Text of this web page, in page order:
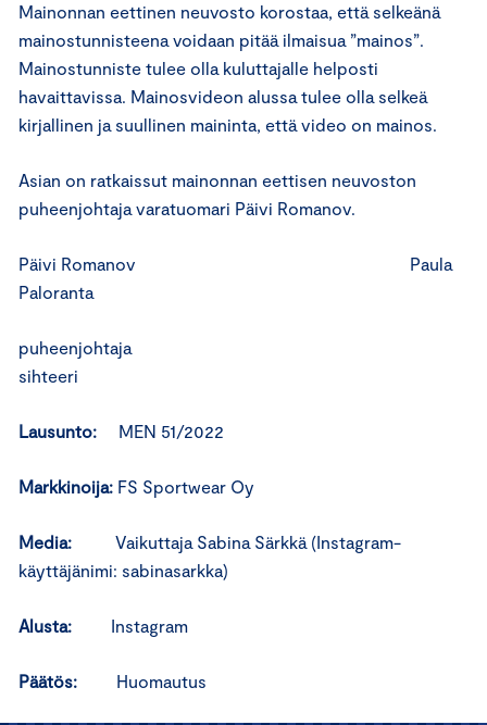
Mainonnan eettinen neuvosto korostaa, että selkeänä
mainostunnisteena voidaan pitää ilmaisua ”mainos”.
Mainostunniste tulee olla kuluttajalle helposti
havaittavissa. Mainosvideon alussa tulee olla selkeä
kirjallinen ja suullinen maininta, että video on mainos.
Asian on ratkaissut mainonnan eettisen neuvoston
puheenjohtaja varatuomari Päivi Romanov.
Päivi Romanov Paula
Paloranta
puheenjohtaja
sihteeri
Lausunto: MEN 51/2022
Markkinoija: FS Sportwear Oy
Media: Vaikuttaja Sabina Särkkä (Instagram-
käyttäjänimi: sabinasarkka)
Alusta: Instagram
Päätös: Huomautus